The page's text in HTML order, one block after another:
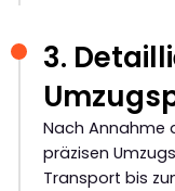
3.
Nach Annahme
präzisen
Transport bis